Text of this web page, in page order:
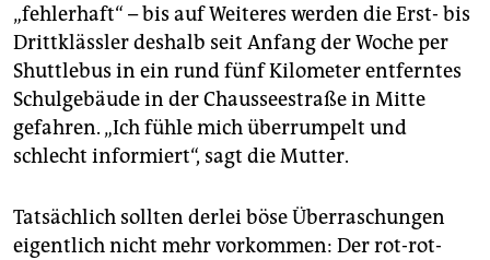
„fehlerhaft“ – bis auf Weiteres werden die Erst- bis
Drittklässler deshalb seit Anfang der Woche per
Shuttlebus in ein rund fünf Kilometer entferntes
Schulgebäude in der Chausseestraße in Mitte
gefahren. „Ich fühle mich überrumpelt und
schlecht informiert“, sagt die Mutter.
Tatsächlich sollten derlei böse Überraschungen
eigentlich nicht mehr vorkommen: Der rot-rot-